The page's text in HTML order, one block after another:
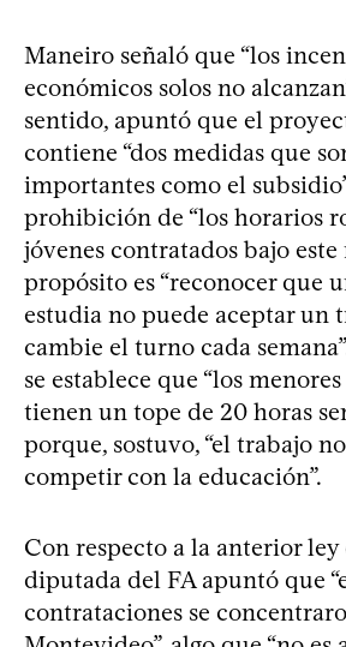
Maneiro señaló que “los
económicos solos no
sentido, apuntó que el
contiene “dos medidas que
importantes como el
prohibición de “los horarios
jóvenes contratados bajo este
propósito es “reconocer que
estudia no puede aceptar un
cambie el turno cada
se establece que “los menores
tienen un tope de 20 horas
porque, sostuvo, “el trabajo
competir con la educación”.
Con respecto a la anterior ley
diputada del FA apuntó que
contrataciones se